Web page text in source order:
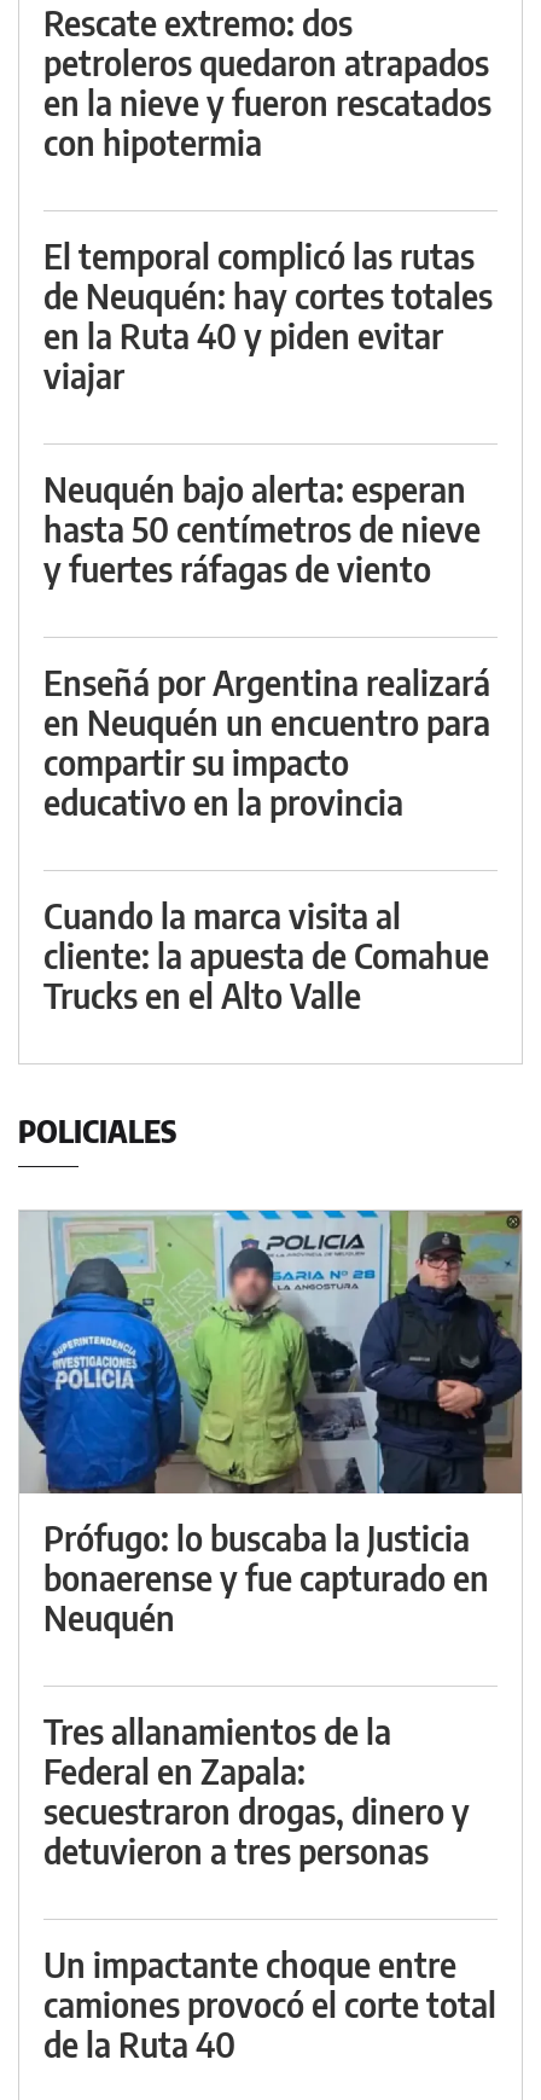
Rescate extremo: dos
petroleros quedaron atrapados
en la nieve y fueron rescatados
con hipotermia
El temporal complicó las rutas
de Neuquén: hay cortes totales
en la Ruta 40 y piden evitar
viajar
Neuquén bajo alerta: esperan
hasta 50 centímetros de nieve
y fuertes ráfagas de viento
Enseñá por Argentina realizará
en Neuquén un encuentro para
compartir su impacto
educativo en la provincia
Cuando la marca visita al
cliente: la apuesta de Comahue
Trucks en el Alto Valle
POLICIALES
Prófugo: lo buscaba la Justicia
bonaerense y fue capturado en
Neuquén
Tres allanamientos de la
Federal en Zapala:
secuestraron drogas, dinero y
detuvieron a tres personas
Un impactante choque entre
camiones provocó el corte total
de la Ruta 40